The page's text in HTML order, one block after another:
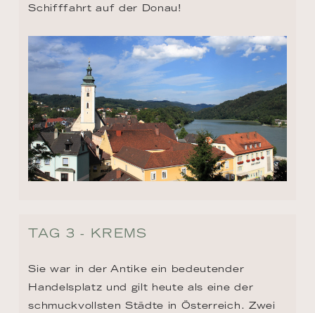
Schifffahrt auf der Donau!
TAG 3 - KREMS
Sie war in der Antike ein bedeutender
Handelsplatz und gilt heute als eine der
schmuckvollsten Städte in Österreich. Zwei